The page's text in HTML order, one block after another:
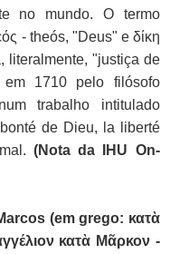
no mundo. O termo
- theós, "Deus" e δίκη
literalmente, "justiça de
1710 pelo filósofo
trabalho intitulado
de Dieu, la liberté
(Nota da IHU On-
(em grego: κατὰ
κατὰ Μᾶρκον -